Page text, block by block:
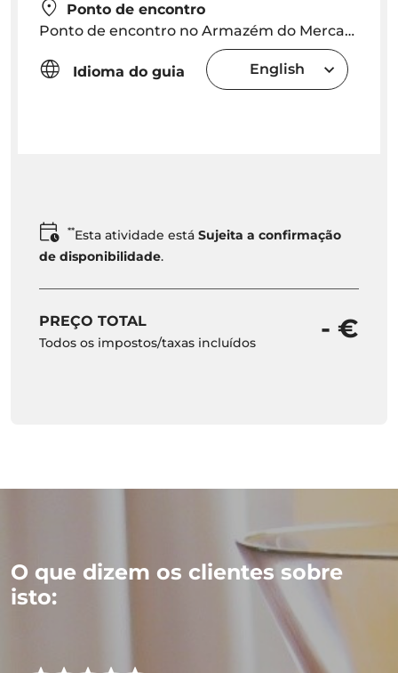
Ponto de encontro
Ponto de encontro no Armazém do Mercado, às 10:00 am (por trás do Mercado dos Lavradores, na Rua do Hospital Velho, no 28);
Idioma do guia English
**Esta atividade está Sujeita a confirmação
de disponibilidade.
PREÇO TOTAL
Todos os impostos/taxas incluídos - €
O que dizem os clientes sobre
isto: